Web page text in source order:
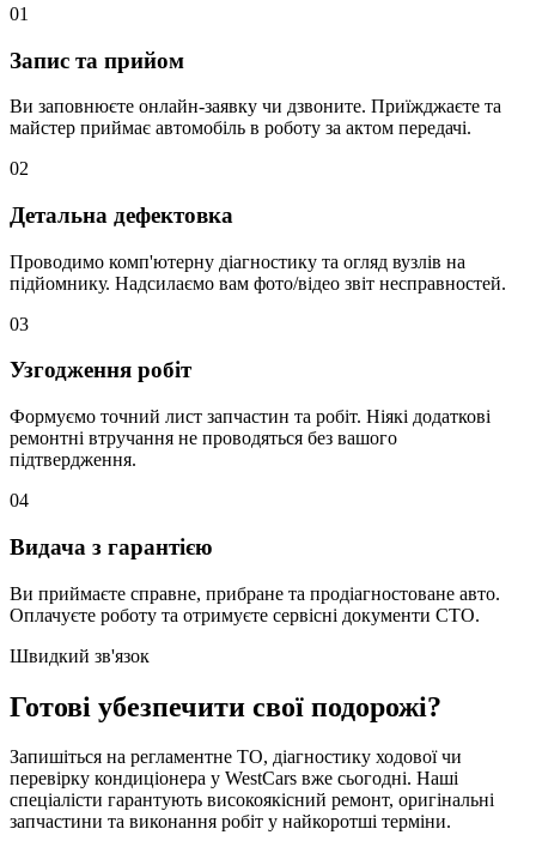
01
Запис та прийом
Ви заповнюєте онлайн-заявку чи дзвоните. Приїжджаєте та
майстер приймає автомобіль в роботу за актом передачі.
02
Детальна дефектовка
Проводимо комп'ютерну діагностику та огляд вузлів на
підйомнику. Надсилаємо вам фото/відео звіт несправностей.
03
Узгодження робіт
Формуємо точний лист запчастин та робіт. Ніякі додаткові
ремонтні втручання не проводяться без вашого
підтвердження.
04
Видача з гарантією
Ви приймаєте справне, прибране та продіагностоване авто.
Оплачуєте роботу та отримуєте сервісні документи СТО.
Швидкий зв'язок
Готові убезпечити свої подорожі?
Запишіться на регламентне ТО, діагностику ходової чи
перевірку кондиціонера у WestCars вже сьогодні. Наші
спеціалісти гарантують високоякісний ремонт, оригінальні
запчастини та виконання робіт у найкоротші терміни.